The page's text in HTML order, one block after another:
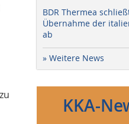
BDR Thermea
Übernahme der
ab
» Weitere News
KKA-